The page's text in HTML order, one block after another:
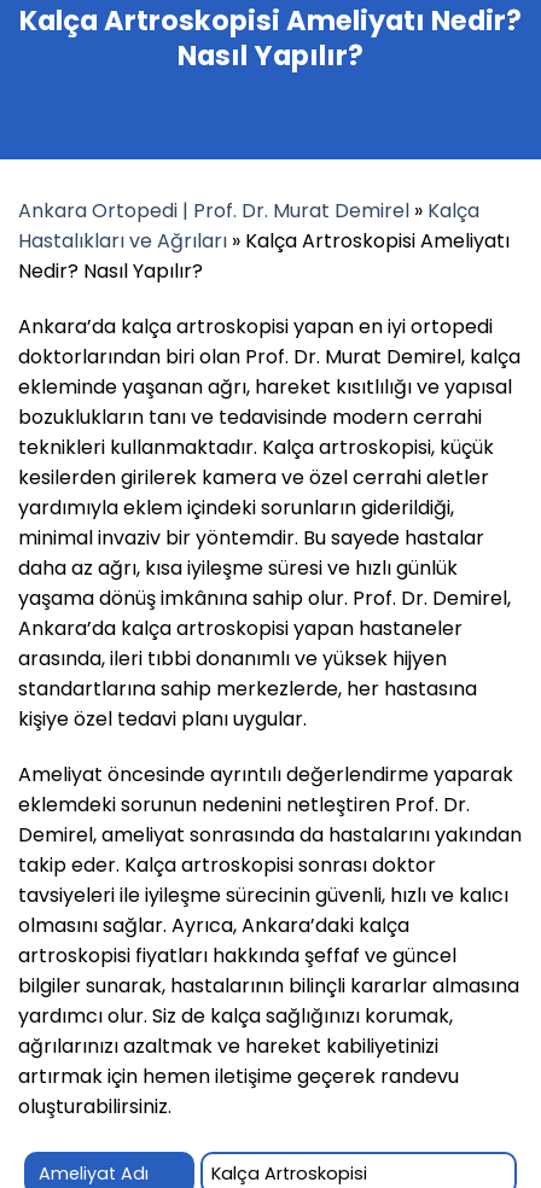
Kalça Artroskopisi Ameliyatı Nedir?
Nasıl Yapılır?
Ankara Ortopedi | Prof. Dr. Murat Demirel » Kalça
Hastalıkları ve Ağrıları » Kalça Artroskopisi Ameliyatı
Nedir? Nasıl Yapılır?
Ankara’da kalça artroskopisi yapan en iyi ortopedi
doktorlarından biri olan Prof. Dr. Murat Demirel, kalça
ekleminde yaşanan ağrı, hareket kısıtlılığı ve yapısal
bozuklukların tanı ve tedavisinde modern cerrahi
teknikleri kullanmaktadır. Kalça artroskopisi, küçük
kesilerden girilerek kamera ve özel cerrahi aletler
yardımıyla eklem içindeki sorunların giderildiği,
minimal invaziv bir yöntemdir. Bu sayede hastalar
daha az ağrı, kısa iyileşme süresi ve hızlı günlük
yaşama dönüş imkânına sahip olur. Prof. Dr. Demirel,
Ankara’da kalça artroskopisi yapan hastaneler
arasında, ileri tıbbi donanımlı ve yüksek hijyen
standartlarına sahip merkezlerde, her hastasına
kişiye özel tedavi planı uygular.
Ameliyat öncesinde ayrıntılı değerlendirme yaparak
eklemdeki sorunun nedenini netleştiren Prof. Dr.
Demirel, ameliyat sonrasında da hastalarını yakından
takip eder. Kalça artroskopisi sonrası doktor
tavsiyeleri ile iyileşme sürecinin güvenli, hızlı ve kalıcı
olmasını sağlar. Ayrıca, Ankara’daki kalça
artroskopisi fiyatları hakkında şeffaf ve güncel
bilgiler sunarak, hastalarının bilinçli kararlar almasına
yardımcı olur. Siz de kalça sağlığınızı korumak,
ağrılarınızı azaltmak ve hareket kabiliyetinizi
artırmak için hemen iletişime geçerek randevu
oluşturabilirsiniz.
Ameliyat Adı Kalça Artroskopisi